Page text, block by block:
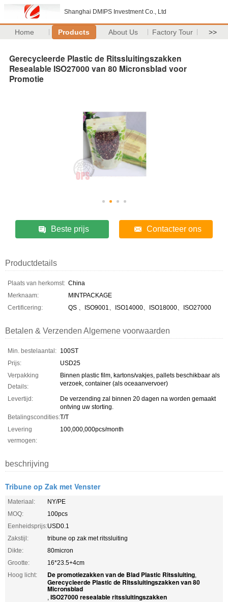
Shanghai DMIPS Investment Co., Ltd
Home Products About Us Factory Tour >>
Gerecycleerde Plastic de Ritssluitingszakken
Resealable ISO27000 van 80 Micronsblad voor
Promotie
Beste prijs Contacteer ons
Productdetails
Plaats van herkomst: China
Merknaam:
MINTPACKAGE
Certificering:
QS 、ISO9001、ISO14000、ISO18000、ISO27000
Betalen & Verzenden Algemene voorwaarden
Min. bestelaantal: 100ST
Prijs:
USD25
Verpakking
Details:
Binnen plastic film, kartons/vakjes, pallets beschikbaar als
verzoek, container (als oceaanvervoer)
Levertijd:
De verzending zal binnen 20 dagen na worden gemaakt
ontving uw storting.
Betalingscondities:T/T
Levering
vermogen:
100,000,000pcs/month
beschrijving
Tribune op Zak met Venster
Materiaal:
NY/PE
MOQ:
100pcs
Eenheidsprijs:USD0.1
Zakstijl:
tribune op zak met ritssluiting
Dikte:
80micron
Grootte:
16*23.5+4cm
Hoog licht:
De promotiezakken van de Blad Plastic Ritssluiting,
Gerecycleerde Plastic de Ritssluitingszakken van 80
Micronsblad
, ISO27000 resealable ritssluitingszakken